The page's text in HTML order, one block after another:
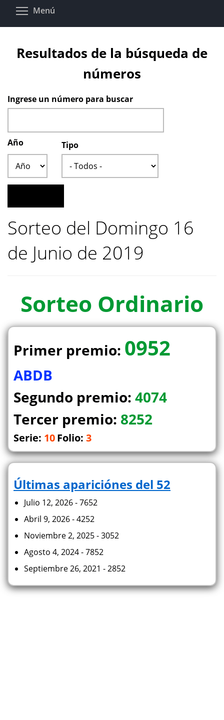
Pasar
Menú
Resultados de la búsqueda de
números
Ingrese un número para buscar
Año
Tipo
Sorteo del Domingo 16
de Junio de 2019
Sorteo Ordinario
Primer premio: 0952
ABDB
Segundo premio: 4074
Tercer premio: 8252
Serie: 10Folio: 3
Últimas apariciónes del 52
Julio 12, 2026 - 7652
Abril 9, 2026 - 4252
Noviembre 2, 2025 - 3052
Agosto 4, 2024 - 7852
Septiembre 26, 2021 - 2852